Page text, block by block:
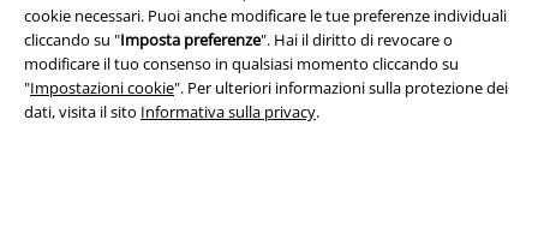
cookie necessari. Puoi anche modificare le tue preferenze individuali
cliccando su "Imposta preferenze". Hai il diritto di revocare o
modificare il tuo consenso in qualsiasi momento cliccando su
"Impostazioni cookie". Per ulteriori informazioni sulla protezione dei
dati, visita il sito Informativa sulla privacy.
Smaltimento rifiuti e protezione dell’ambiente
Dichiarazione di Conformità